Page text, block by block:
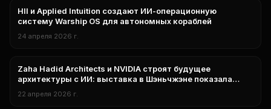
нейросети
HII и Applied Intuition создают ИИ-операционную
систему Warship OS для автономных кораблей
24 апреля 2026 г.
нейросети
Zaha Hadid Architects и NVIDIA строят будущее
архитектуры с ИИ: выставка в Шэньчжэне показала
22 апреля 2026 г.